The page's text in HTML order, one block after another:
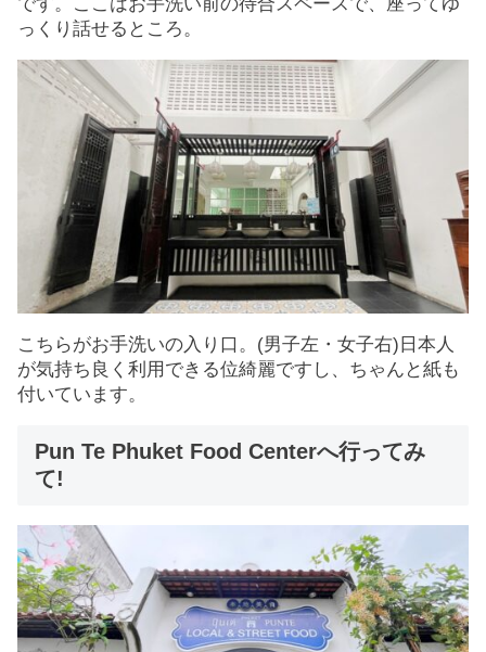
っくり話せるところ。
こちらがお手洗いの入り口。(男子左・女子右)日本人
が気持ち良く利用できる位綺麗ですし、ちゃんと紙も
付いています。
Pun Te Phuket Food Centerへ行ってみ
て!